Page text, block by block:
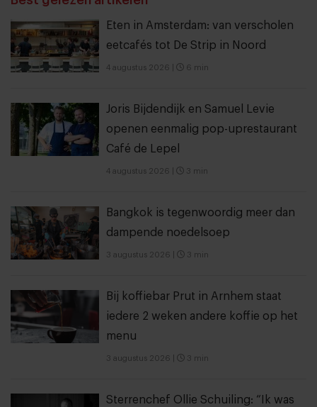
Eten in Amsterdam: van verscholen
eetcafés tot De Strip in Noord
4 augustus 2026 6 min
Joris Bijdendijk en Samuel Levie
openen eenmalig pop-uprestaurant
Café de Lepel
4 augustus 2026 3 min
Bangkok is tegenwoordig meer dan
dampende noedelsoep
3 augustus 2026 3 min
Bij koffiebar Prut in Arnhem staat
iedere 2 weken andere koffie op het
menu
3 augustus 2026 3 min
Sterrenchef Ollie Schuiling: “Ik was